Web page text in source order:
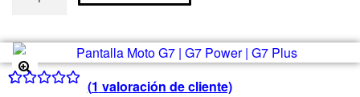
(1 valoración de cliente)